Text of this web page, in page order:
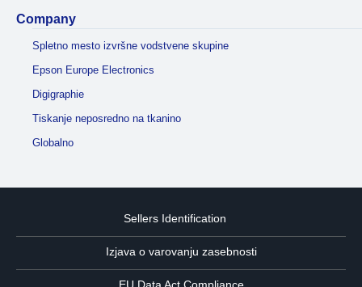
Company
Spletno mesto izvršne vodstvene skupine
Epson Europe Electronics
Digigraphie
Tiskanje neposredno na tkanino
Globalno
Sellers Identification
Izjava o varovanju zasebnosti